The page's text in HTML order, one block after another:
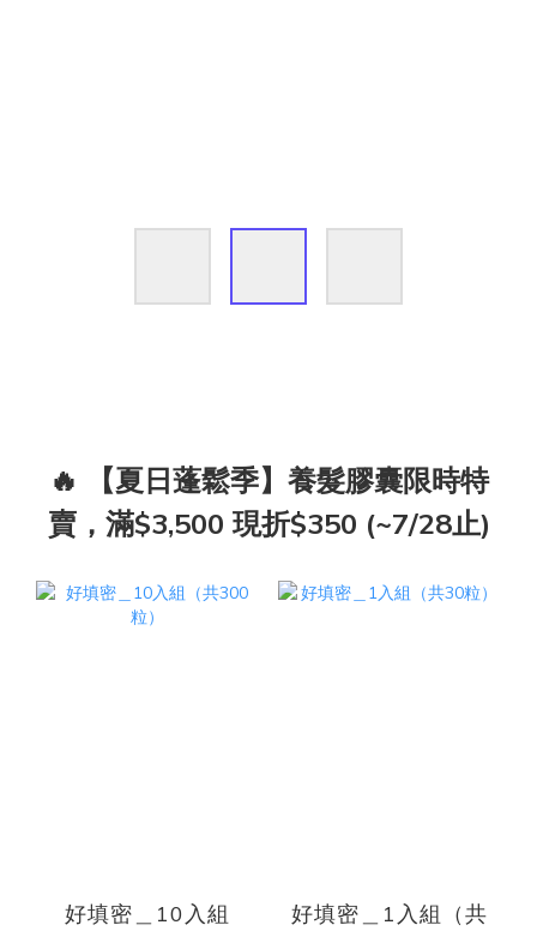
🔥 【夏日蓬鬆季】養髮膠囊限時特
賣，滿$3,500 現折$350 (~7/28止)
好填密＿10入組
好填密＿1入組（共